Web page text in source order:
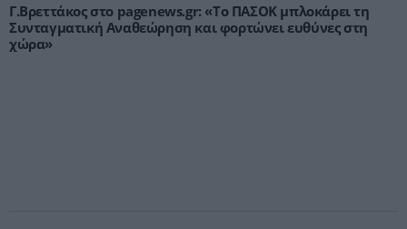
Γ.Βρεττάκος στο pagenews.gr: «Το ΠΑΣΟΚ μπλοκάρει τη
Συνταγματική Αναθεώρηση και φορτώνει ευθύνες στη
χώρα»